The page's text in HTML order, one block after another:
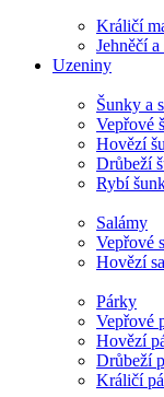
Králičí
Jehněčí
Uzeniny
Šunky a
Vepřové
Hovězí
Drůbeží
Rybí
Salámy
Vepřové
Hovězí
Párky
Vepřové
Hovězí
Drůbeží
Králičí